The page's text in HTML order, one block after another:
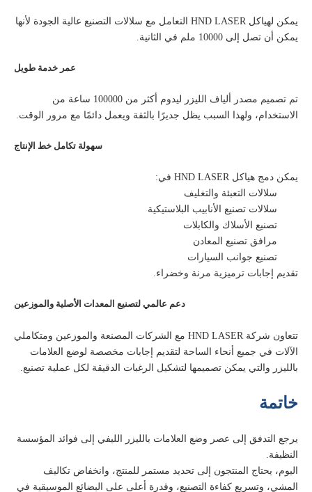
يمكن لهياكل HND LASER التعامل مع سلالات التصنيع عالية الجودة لأنها
يمكن أن تصل إلى 10000 ملم في الثانية.
عمر خدمة طويل
تم تصميم مصدر ألياف الليزر ليدوم أكثر من 100000 ساعة من
الاستخدام، ولهذا السبب يظل جديرًا بالثقة ويعمل دائمًا مع مرور الوقت.
سهولة تكامل خط الإنتاج
يمكن دمج هياكل HND LASER في:
سلالات التعبئة والتغليف
سلالات تصنيع الأنابيب البلاستيكية
تصنيع الأسلاك والكابلات
مرافق تصنيع المعادن
تصنيع جوانب السيارات
تقديم إجابات ترميزية مرنة وخضراء.
دعم عالمي لتصنيع المعدات الأصلية والموزعين
تتعاون شركة HND LASER مع الشركات المصنعة والموزعين ومتكاملي
الآلات في جميع أنحاء الساحة لتقديم إجابات مخصصة لوضع العلامات
بالليزر والتي يمكن تصميمها لتشكيل الرغبات الدقيقة لكل عملية تصنيع.
خاتمة
يرجع التدفق إلى عصر وضع العلامات بالليزر الليفي إلى فوائد المؤسسة
النظيفة.
اليوم، يحتاج المنتجون إلى تحديد مستمر للمنتج، وانخفاض تكاليف
المشي، وتسريع كفاءة التصنيع، وقدرة أعلى على البضائع الموسيقية في